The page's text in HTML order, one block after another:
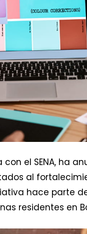
el SENA, ha
al
hace parte
residentes en